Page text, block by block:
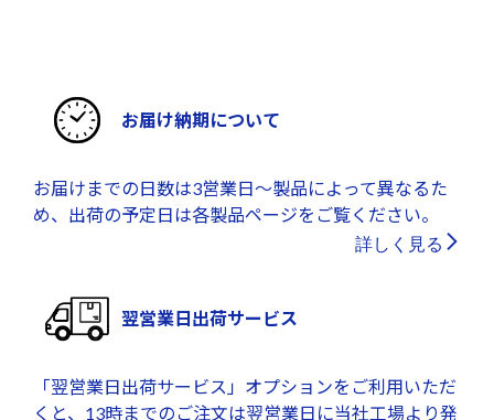
お届け納期について
お届けまでの日数は3営業日～製品によって異なるた
め、出荷の予定日は各製品ページをご覧ください。
詳しく見る
翌営業日出荷サービス
「翌営業日出荷サービス」オプションをご利用いただ
くと、13時までのご注文は翌営業日に当社工場より発